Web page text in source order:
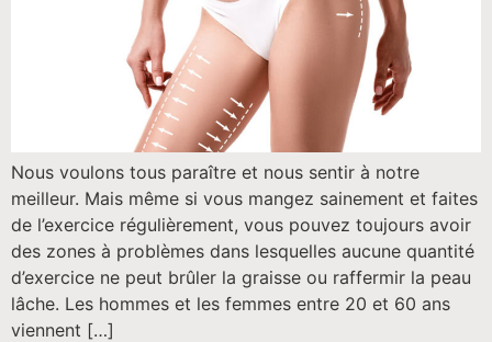
Nous voulons tous paraître et nous sentir à notre
meilleur. Mais même si vous mangez sainement et faites
de l’exercice régulièrement, vous pouvez toujours avoir
des zones à problèmes dans lesquelles aucune quantité
d’exercice ne peut brûler la graisse ou raffermir la peau
lâche. Les hommes et les femmes entre 20 et 60 ans
viennent […]